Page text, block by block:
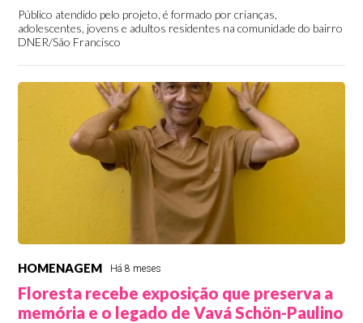
Público atendido pelo projeto, é formado por crianças,
adolescentes, jovens e adultos residentes na comunidade do bairro
DNER/São Francisco
HOMENAGEM Há 8 meses
Floresta recebe exposição que preserva a
memória e o legado de Vavá Schön-Paulino